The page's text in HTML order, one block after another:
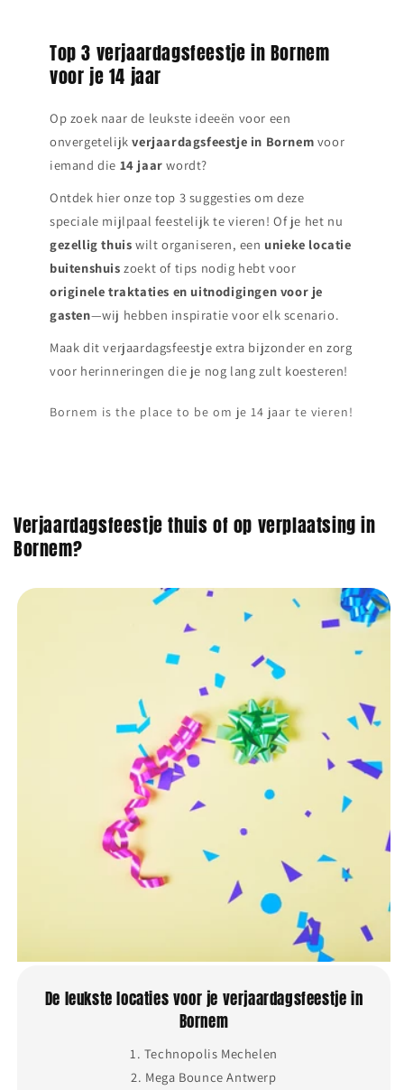
Top 3 verjaardagsfeestje in Bornem
voor je 14 jaar
Op zoek naar de leukste ideeën voor een
onvergetelijkverjaardagsfeestje in Bornem voor
iemand die 14 jaar wordt?
Ontdek hier onze top 3 suggesties om deze
speciale mijlpaal feestelijk te vieren! Of je het nu
gezellig thuis wilt organiseren, een unieke locatie
buitenshuis zoekt of tips nodig hebt voor
originele traktaties en uitnodigingen voor je
gasten—wij hebben inspiratie voor elk scenario.
Maak dit verjaardagsfeestje extra bijzonder en zorg
voor herinneringen die je nog lang zult koesteren!
Bornem is the place to be om je 14 jaar te vieren!
Verjaardagsfeestje thuis of op verplaatsing in
Bornem?
De leukste locaties voor je verjaardagsfeestje in
Bornem
1. Technopolis Mechelen
2. Mega Bounce Antwerp